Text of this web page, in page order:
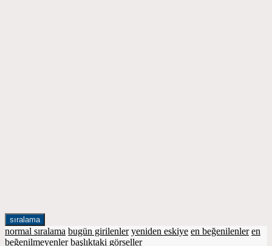
sıralama
normal sıralama bugün girilenler yeniden eskiye en beğenilenler en
beğenilmeyenler başlıktaki görseller